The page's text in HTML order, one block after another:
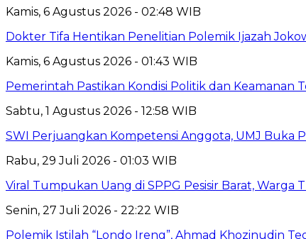
Kamis, 6 Agustus 2026 - 02:48 WIB
Dokter Tifa Hentikan Penelitian Polemik Ijazah
Kamis, 6 Agustus 2026 - 01:43 WIB
Pemerintah Pastikan Kondisi Politik dan Keamanan
Sabtu, 1 Agustus 2026 - 12:58 WIB
SWI Perjuangkan Kompetensi Anggota, UMJ Buka
Rabu, 29 Juli 2026 - 01:03 WIB
Viral Tumpukan Uang di SPPG Pesisir Barat,
Senin, 27 Juli 2026 - 22:22 WIB
Polemik Istilah “Londo Ireng”, Ahmad Khozinudin